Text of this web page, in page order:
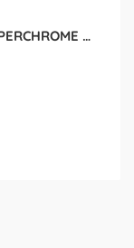
Eladó eredeti RADO HYPERCHROME férfi karóra